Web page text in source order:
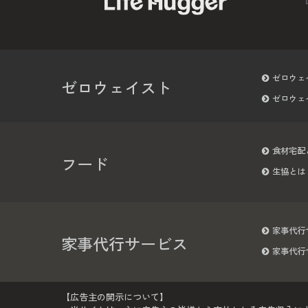
ゼロウェイスト
ゼロウ
ゼロウ
フード
食材宅配
生協とは
家事代行サービス
家事代
家事代
【広告主の開示について】